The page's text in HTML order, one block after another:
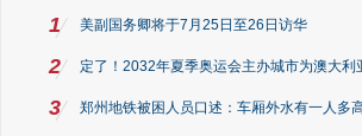
1 美副国务卿将于7月25日至26日访华
2 定了！2032年夏季奥运会主办城市为澳大利
3 郑州地铁被困人员口述：车厢外水有一人多